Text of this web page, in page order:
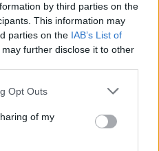
by third parties on the
This information may
parties on the IAB’s List of
may further disclose it to other
Opt Outs
of my
a Reguengos de Monsaraz
Feiras e Exposições de